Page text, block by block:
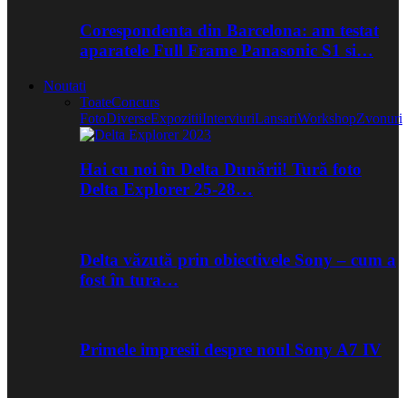
Corespondenta din Barcelona: am testat
aparatele Full Frame Panasonic S1 si…
Noutati
ToateConcurs
FotoDiverseExpozitiiInterviuriLansariWorkshopZvonuri
Hai cu noi în Delta Dunării! Tură foto
Delta Explorer 25-28…
Delta văzută prin obiectivele Sony – cum a
fost în tura…
Primele impresii despre noul Sony A7 IV